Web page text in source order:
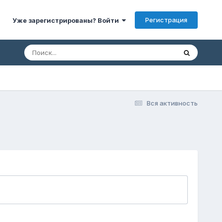
Уже зарегистрированы? Войти Регистрация
Вся активность